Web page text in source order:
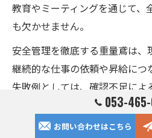
教育やミーティングを通じて、
も欠かせません。
安全管理を徹底する重量鳶は
継続的な仕事の依頼や昇給につ
失敗例としては、確認不足によ
が、逆に日頃から安全管理を徹
発生率が大きく低減しています
053-
お問い合わせはこちら